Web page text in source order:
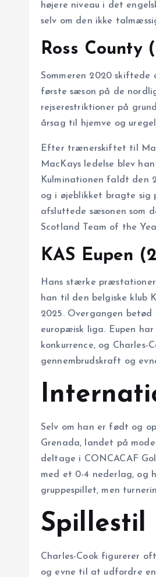
højere niveau i det
selv om den ikke
Ross County
Sommeren 2020 skiftede
første sæson på de
rejserestriktioner på
årsag til hjemve og
Efter trænerskiftet til
MacKays ledelse blev
Kulminationen faldt den
og i øjeblikket bragte sig
afsluttede sæsonen som
Scotland Team of the
KAS Eupen
Hans stærke
han til den belgiske klub
2025. Overgangen
europæisk liga. Eupen
konkurrence, og
gennembrudskraft og
Selv om han er født og
Grenada, landet på
deltage i CONCACAF
med et 0-4 nederlag, og
gruppespillet, men
Spillestil
Charles-Cook figurerer
og evne til at udfordre